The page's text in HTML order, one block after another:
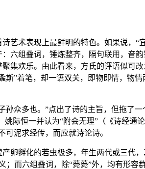
艺术表现上最鲜明的特色。如果说，
六组叠词，锤炼整齐，隔句联用，音
集欢乐。由此看来，方氏的评语似可
”着笔，却一语双关，即物即情，物
众多也。”点出了诗的主旨，但拖了
际恒一并认为“附会无理”（《诗经通
泥求经传，而应就诗论诗。
卵孵化的若虫极多，年生两代或三代
；而六组叠词，除“薨薨”外，均有形